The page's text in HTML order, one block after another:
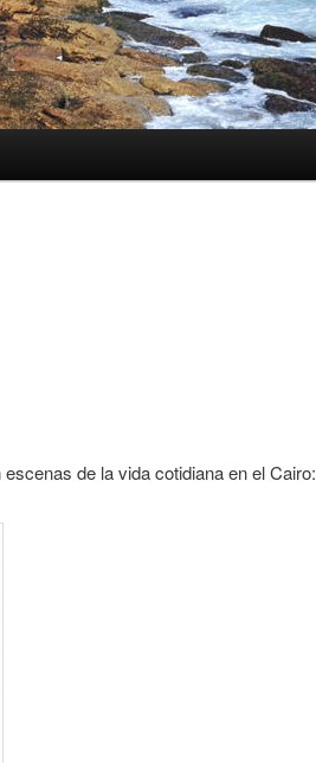
de la vida cotidiana en el Cairo: